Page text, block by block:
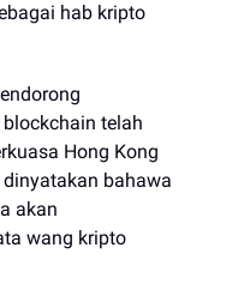
hab kripto
telah
Hong Kong
bahawa
akan
wang kripto